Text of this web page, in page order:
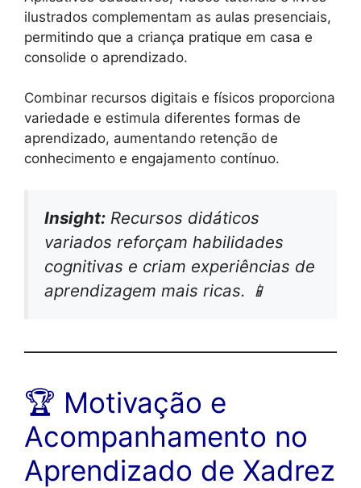
ilustrados complementam as aulas presenciais,
permitindo que a criança pratique em casa e
consolide o aprendizado.
Combinar recursos digitais e físicos proporciona
variedade e estimula diferentes formas de
aprendizado, aumentando retenção de
conhecimento e engajamento contínuo.
Insight: Recursos didáticos
variados reforçam habilidades
cognitivas e criam experiências de
aprendizagem mais ricas. 📱
🏆 Motivação e
Acompanhamento no
Aprendizado de Xadrez